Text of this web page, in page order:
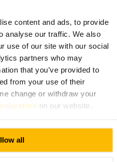
content and ads, to provide
analyse our traffic. We also
use of our site with our social
partners who may
that you’ve provided to
from your use of their
change or withdraw your
on our website.
all
UK
centralt.”